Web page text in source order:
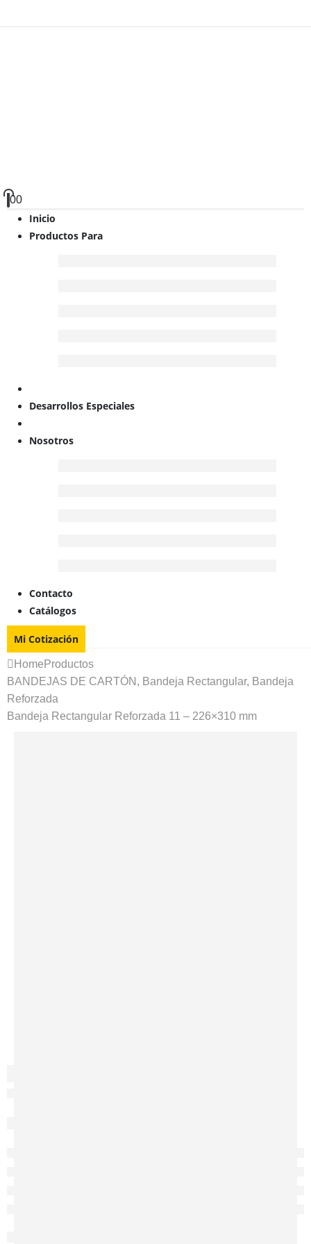
00
Inicio
Productos Para
Desarrollos Especiales
Nosotros
Contacto
Catálogos
Mi Cotización
Home Productos
BANDEJAS DE CARTÓN , Bandeja Rectangular, Bandeja
Reforzada
Bandeja Rectangular Reforzada 11 – 226×310 mm